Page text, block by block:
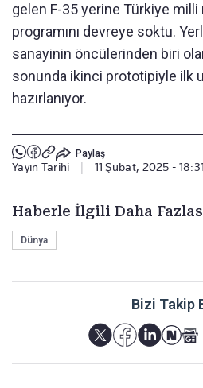
gelen F-35 yerine Türkiye milli
programını devreye soktu.
sanayinin öncülerinden biri
sonunda ikinci prototipiyle ilk
hazırlanıyor.
Paylaş
Yayın Tarihi 11 Şubat, 2025 - 18:31
Haberle İlgili Daha
Dünya
Bizi Takip